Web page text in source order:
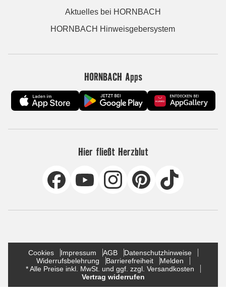
Aktuelles bei HORNBACH
HORNBACH Hinweisgebersystem
HORNBACH Apps
Hier fließt Herzblut
Cookies Impressum AGB
Datenschutzhinweise
Widerrufsbelehrung
Barrierefreiheit
Melden
* Alle Preise inkl. MwSt. und ggf. zzgl. Versandkosten
Vertrag widerrufen